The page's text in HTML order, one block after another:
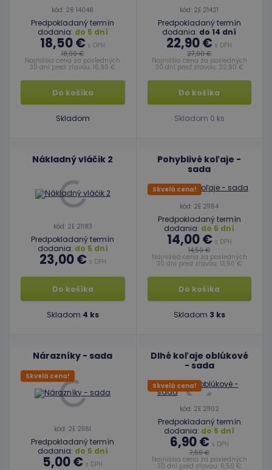
kód: 28 14048
Predpokladaný termín
dodania: do 5 dní
18,50 € s DPH
18,90 €
Najnižšia cena za posledných
30 dní pred zľavou: 16,90 €
Do košíka
Skladom
kód: 2E 21421
Predpokladaný termín
dodania: do 14 dní
22,90 € s DPH
27,90 €
Najnižšia cena za posledných
30 dní pred zľavou: 22,90 €
Do košíka
Skladom 0 ks
Nákladný vláčik 2
kód: 2E 21183
Predpokladaný termín
dodania: do 5 dní
23,00 € s DPH
Do košíka
Skladom 4 ks
Pohyblivé koľaje -
sada
Skvelá cena!
kód: 2E 21164
Predpokladaný termín
dodania: do 5 dní
14,00 € s DPH
14,50 €
Najnižšia cena za posledných
30 dní pred zľavou: 13,50 €
Do košíka
Skladom 3 ks
Nárazníky - sada
Skvelá cena!
kód: 2E 21161
Predpokladaný termín
dodania: do 5 dní
5,00 € s DPH
Dlhé koľaje oblúkové
- sada
Skvelá cena!
kód: 2E 21102
Predpokladaný termín
dodania: do 5 dní
6,90 € s DPH
7,50 €
Najnižšia cena za posledných
30 dní pred zľavou: 6,50 €